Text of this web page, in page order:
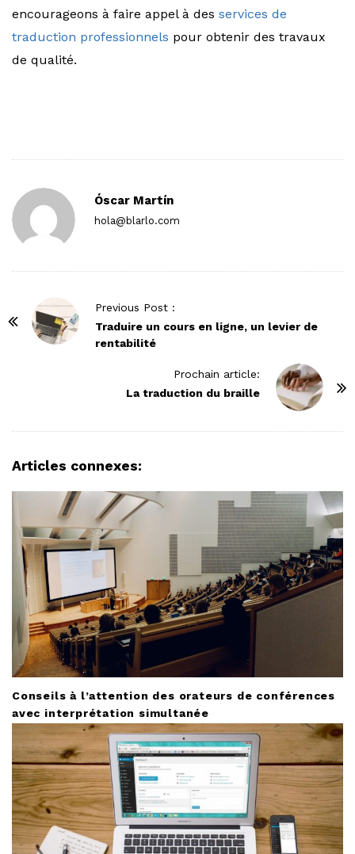
encourageons à faire appel à des services de
traduction professionnels pour obtenir des travaux
de qualité.
Óscar Martín
hola@blarlo.com
Previous Post :
Traduire un cours en ligne, un levier de
rentabilité
Prochain article:
La traduction du braille
Articles connexes:
Conseils à l’attention des orateurs de conférences
avec interprétation simultanée